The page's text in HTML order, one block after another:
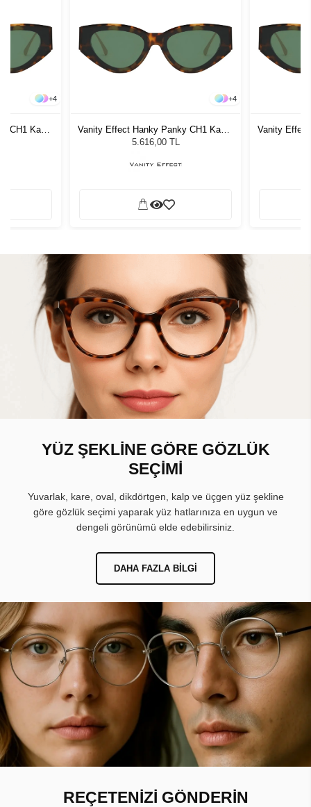
+4
CH1 Kadın
+4
Vanity Effect Hanky Panky CH1 Kadın
Güneş Gözlüğü
5.616,00 TL
Vanity Effect
YÜZ ŞEKLİNE GÖRE GÖZLÜK
SEÇİMİ
Yuvarlak, kare, oval, dikdörtgen, kalp ve üçgen yüz şekline
göre gözlük seçimi yaparak yüz hatlarınıza en uygun ve
dengeli görünümü elde edebilirsiniz.
DAHA FAZLA BILGI
REÇETENİZİ GÖNDERİN